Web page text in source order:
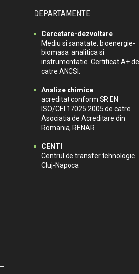
DEPARTAMENTE
Cercetare-dezvoltare
Mediu si sanatate, bioenergie-
biomasa, analitica si
instrumentatie. Certificat A+ de
catre ANCSI.
Analize chimice
acreditat conform SR EN
ISO/CEI 17025:2005 de catre
Asociatia de Acreditare din
Romania, RENAR
CENTI
Centrul de transfer tehnologic
Cluj-Napoca